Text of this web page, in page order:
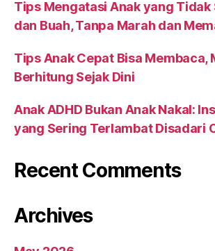
Tips Mengatasi Anak yang Tidak
dan Buah, Tanpa Marah dan
Tips Anak Cepat Bisa Membaca,
Berhitung Sejak Dini
Anak ADHD Bukan Anak Nakal:
yang Sering Terlambat Disadari
Recent Comments
Archives